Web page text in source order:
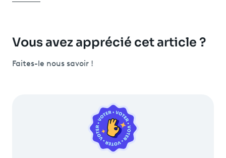
Vous avez apprécié cet article ?
Faites-le nous savoir !